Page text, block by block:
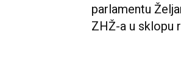
parlamentu
ZHŽ-a u sklopu